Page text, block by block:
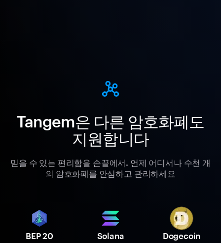
Tangem은 다른 암호화폐도
지원합니다
믿을 수 있는 편리함을 손끝에서. 언제 어디서나 수천 개
의 암호화폐를 안심하고 관리하세요
BEP 20 Solana Dogecoin